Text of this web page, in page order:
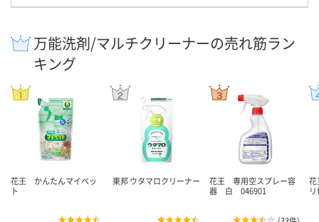
万能洗剤/マルチクリーナーの売れ筋ラン
キング
花王 かんたんマイペッ
ト
東邦 ウタマロクリーナー
花王 専用空スプレー容
器 白 046901
花